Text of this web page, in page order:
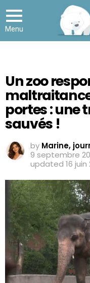
Menu
Un zoo
portes : une
sauvés !
by Marine,
9 septembre
updated 16